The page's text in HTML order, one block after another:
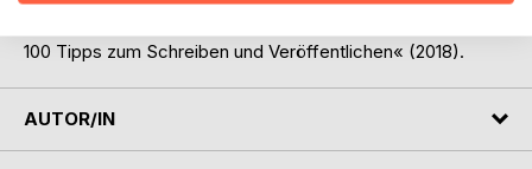
100 Tipps zum Schreiben und Veröffentlichen« (2018).
AUTOR/IN